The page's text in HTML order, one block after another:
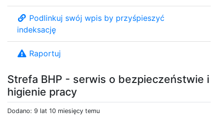
Strefa BHP - serwis o bezpieczeństwie i
higienie pracy
Dodano: 9 lat 10 miesięcy temu
Podlinkuj swój wpis by przyśpieszyć
indeksację
Raportuj